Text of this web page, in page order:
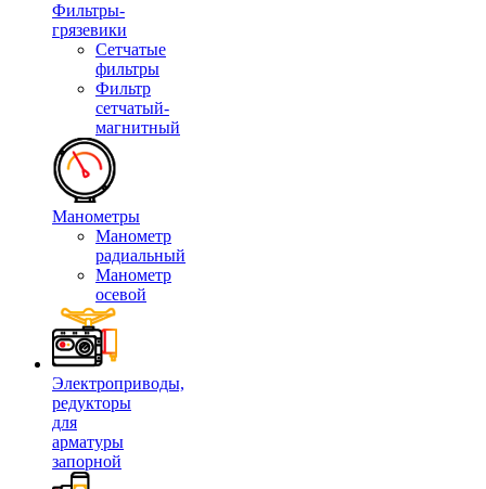
Фильтры-
грязевики
Сетчатые
фильтры
Фильтр
сетчатый-
магнитный
Манометры
Манометр
радиальный
Манометр
осевой
Электроприводы,
редукторы
для
арматуры
запорной